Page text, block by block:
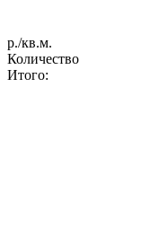
р./кв.м.
Количество
Итого: